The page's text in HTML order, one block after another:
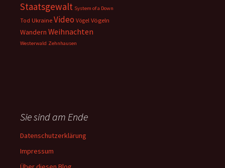
Staatsgewalt System of a Down
Tod Ukraine Video Vögel Vögeln
Wandern Weihnachten
Westerwald Zehnhausen
Sie sind am Ende
Datenschutzerklärung
Impressum